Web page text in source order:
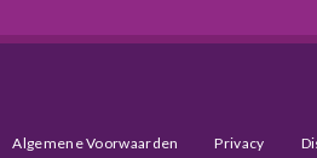
Algemene Voorwaarden Privacy